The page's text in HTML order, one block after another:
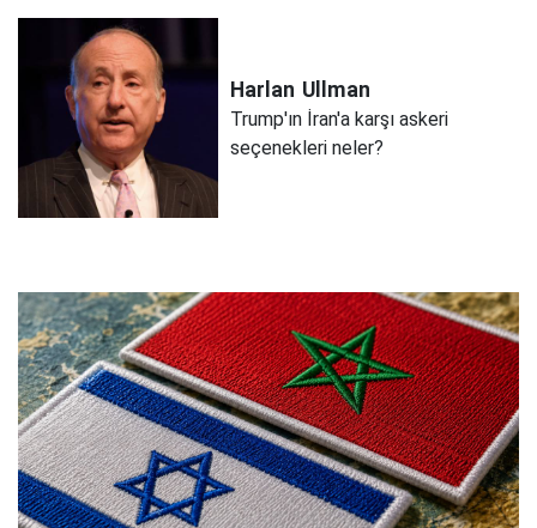
Harlan Ullman
Trump'ın İran'a karşı askeri
seçenekleri neler?